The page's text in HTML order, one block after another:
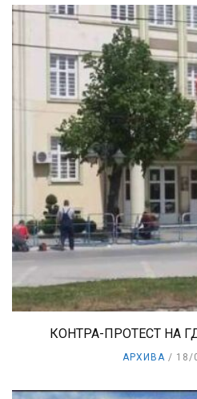
КОНТРА-ПРОТЕСТ НА
АРХИВА 18/